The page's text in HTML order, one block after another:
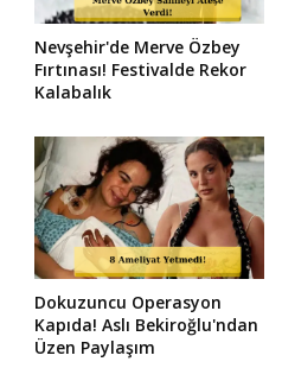
Nevşehir'de Merve Özbey
Fırtınası! Festivalde Rekor
Kalabalık
Dokuzuncu Operasyon
Kapıda! Aslı Bekiroğlu'ndan
Üzen Paylaşım